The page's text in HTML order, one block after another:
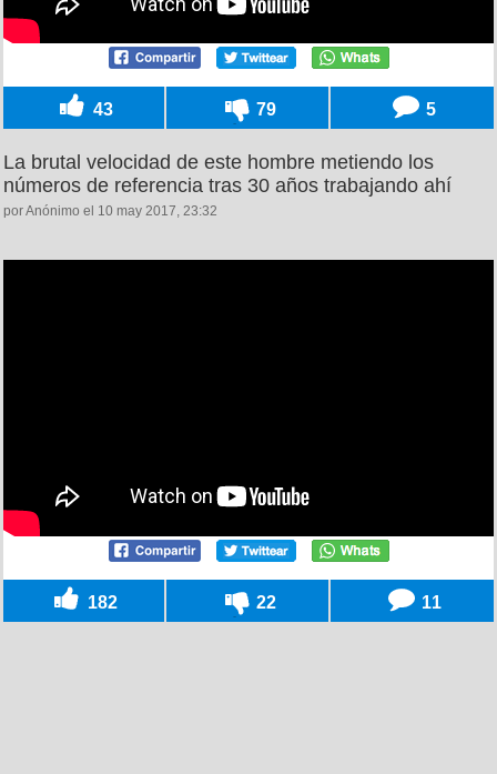
43 79 5
La brutal velocidad de este hombre metiendo los
números de referencia tras 30 años trabajando ahí
por Anónimo el 10 may 2017, 23:32
182 22 11